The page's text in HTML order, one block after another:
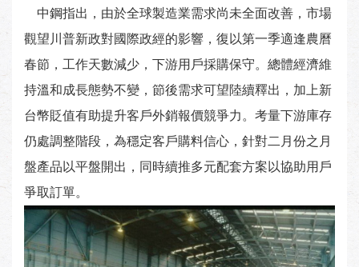
中鋼指出，由於全球製造業需求尚未全面改善，市場
觀望川普新政對國際政經的影響，復以第一季適逢農曆
春節，工作天數減少，下游用戶採購保守。總體經濟維
持溫和成長態勢不變，節後需求可望陸續釋出，加上新
台幣貶值有助提升客戶外銷報價競爭力。考量下游庫存
仍處調整階段，為穩定客戶購料信心，針對二月份之月
盤產品以平盤開出，同時續推多元配套方案以協助用戶
爭取訂單。